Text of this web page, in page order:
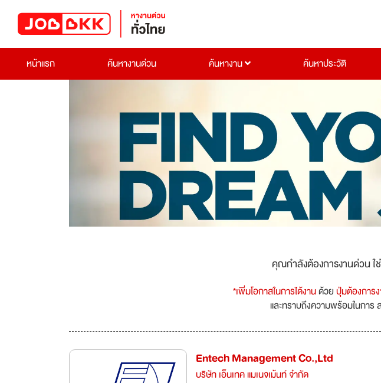
หน้าแรก
ค้นหางานด่วน ค้นหางาน ค้นหาประวัติ
คุณกำลังต้องการงานด่วน ใ
*เพิ่มโอกาสในการได้งานด้วยปุ่มต้องการ
และทราบถึงความพร้อมในกา
Entech Management Co.,Ltd
บริษัท เอ็นเทค แมเนจเม้นท์ จำกัด